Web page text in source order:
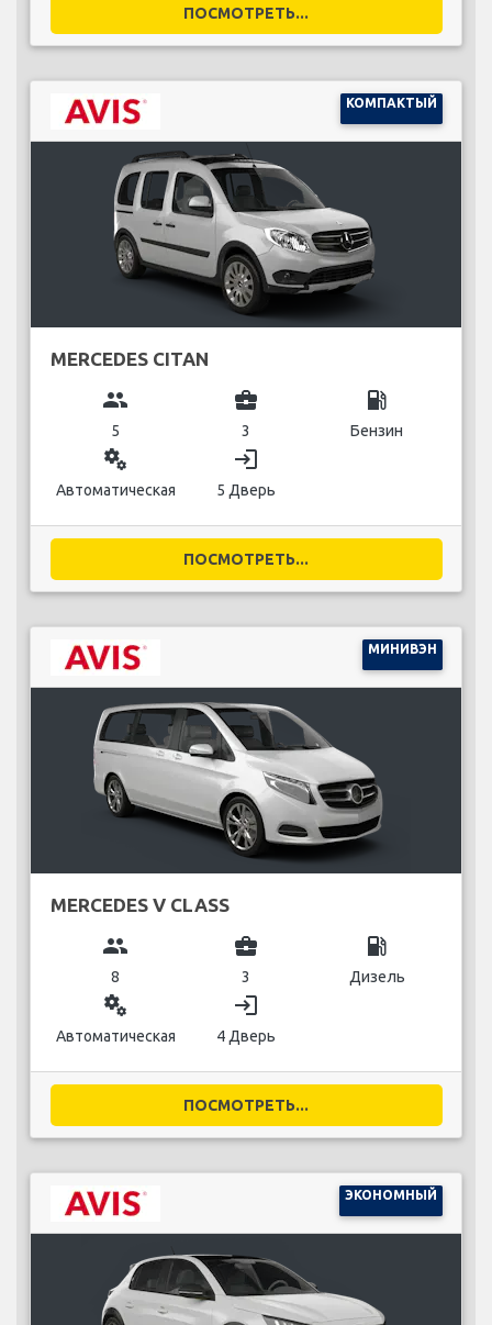
ПОСМОТРЕТЬ...
КОМПАКТЫЙ
MERCEDES CITAN
group
5
business_center
3
local_gas_station
Бензин
miscellaneous_services
Автоматическая
login
5 Дверь
ПОСМОТРЕТЬ...
МИНИВЭН
MERCEDES V CLASS
group
8
business_center
3
local_gas_station
Дизель
miscellaneous_services
Автоматическая
login
4 Дверь
ПОСМОТРЕТЬ...
ЭКОНОМНЫЙ